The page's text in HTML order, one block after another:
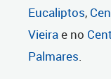
Eucaliptos,
Vieirae no
Palmares.